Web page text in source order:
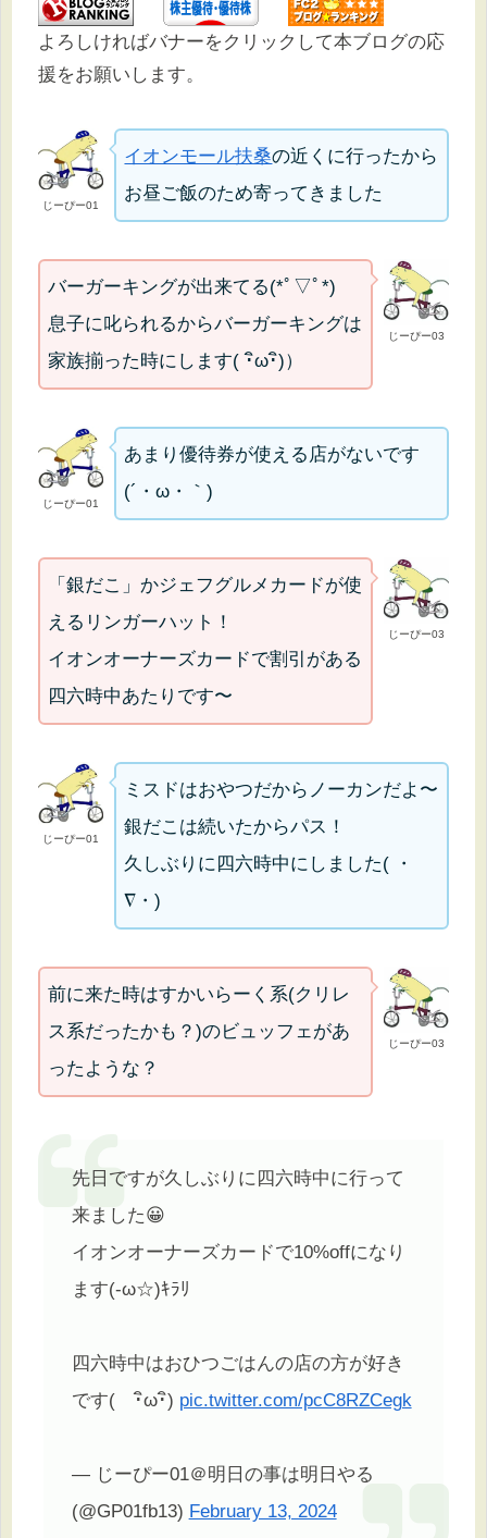
よろしければバナーをクリックして本ブログの応
援をお願いします。
じーぴー01
イオンモール扶桑の近くに行ったから
お昼ご飯のため寄ってきました
じーぴー03
バーガーキングが出来てる(*ﾟ▽ﾟ*)
息子に叱られるからバーガーキングは
家族揃った時にします( ･ิω･ิ)）
じーぴー01
あまり優待券が使える店がないです
(´・ω・｀)
じーぴー03
「銀だこ」かジェフグルメカードが使
えるリンガーハット！
イオンオーナーズカードで割引がある
四六時中あたりです〜
じーぴー01
ミスドはおやつだからノーカンだよ〜
銀だこは続いたからパス！
久しぶりに四六時中にしました( ・
∇・)
じーぴー03
前に来た時はすかいらーく系(クリレ
ス系だったかも？)のビュッフェがあ
ったような？
先日ですが久しぶりに四六時中に行って
来ました😀
イオンオーナーズカードで10%offになり
ます(-ω☆)ｷﾗﾘ
四六時中はおひつごはんの店の方が好き
です( ･ิω･ิ) pic.twitter.com/pcC8RZCegk
— じーぴー01＠明日の事は明日やる
(@GP01fb13) February 13, 2024